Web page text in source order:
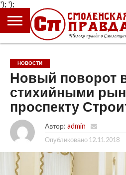
');
ГЛАВНАЯ
НОВОСТИ
ПРОИСШЕСТВИЯ
ПОЛИТИКА
КУЛЬТУРА
ЭКОНОМИКА
ОБЩЕСТВО
БЛОГИ
НОВОСТИ
Новый поворот
стихийными
проспекту
Автор: admin
Опубликовано 12.11.2018
');